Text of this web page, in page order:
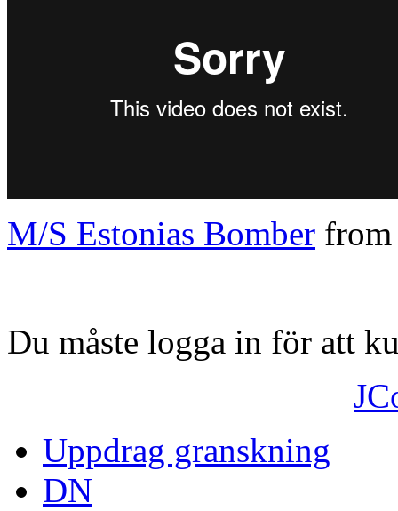
M/S Estonias Bomber
Du måste logga in för att
Uppdrag granskning
DN